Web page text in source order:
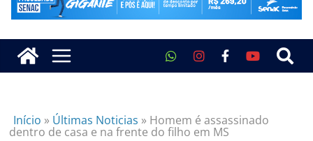
Início » Últimas Noticias » Homem é assassinado
dentro de casa e na frente do filho em MS